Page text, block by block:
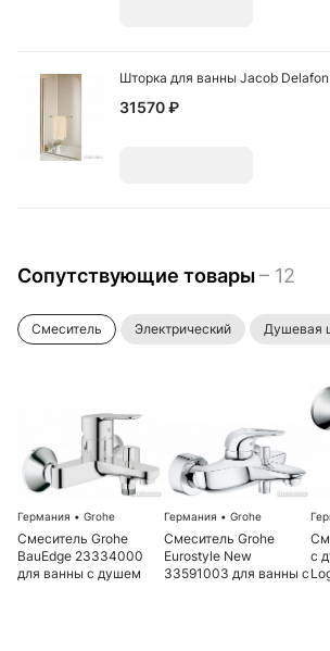
Шторка для ванны Jacob
31570 ₽
Сопутствующие товары– 12
Смеситель Электрический Душевая
Германия • Grohe
Смеситель Grohe
BauEdge 23334000
для ванны с душем
Германия • Grohe
Смеситель Grohe
Eurostyle New
33591003 для ванны с
с